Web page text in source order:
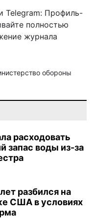
Telegram: Профиль-
полностью
журнала
обороны
расходовать
запас воды из-за
разбился на
США в условиях